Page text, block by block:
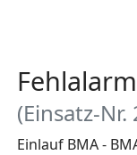
Fehlalarm
(Einsatz-Nr.
Einlauf BMA -